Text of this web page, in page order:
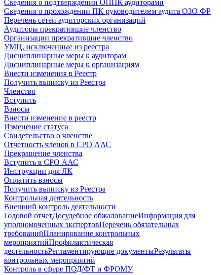
Сведения о подтверждении ОППК аудиторами
Сведения о прохождении ПК руководителем аудита ОЗО ФР
Перечень сетей аудиторских организаций
Аудиторы прекратившие членство
Организации прекратившие членство
УМЦ, исключенные из реестра
Дисциплинарные меры к аудиторам
Дисциплинарные меры к организациям
Внести изменения в Реестр
Получить выписку из Реестра
Членство
Вступить
Взносы
Внести изменение в реестр
Изменение статуса
Свидетельство о членстве
Отчетность членов в СРО ААС
Прекращение членства
Вступить в СРО ААС
Инструкции для ЛК
Оплатить взносы
Получить выписку из Реестра
Контрольная деятельность
Внешний контроль деятельности
Годовой отчетДосудебное обжалованиеИнформация для
уполномоченных экспертовПеречень обязательных
требованийПланирование контрольных
мероприятийПрофилактическая
деятельностьРегламентирующие документыРезультаты
контрольных мероприятий
Контроль в сфере ПОД/ФТ и ФРОМУ